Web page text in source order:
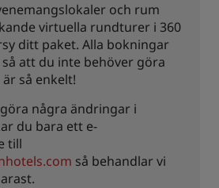
och rum
virtuella rundturer i 360
ditt paket. Alla bokningar
att du inte behöver göra
så enkelt!
några ändringar i
du bara ett e-
till
så behandlar vi